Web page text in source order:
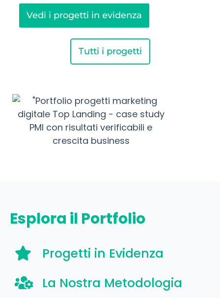
Vedi i progetti in evidenza
Tutti i progetti
Esplora il Portfolio
Progetti in Evidenza
La Nostra Metodologia